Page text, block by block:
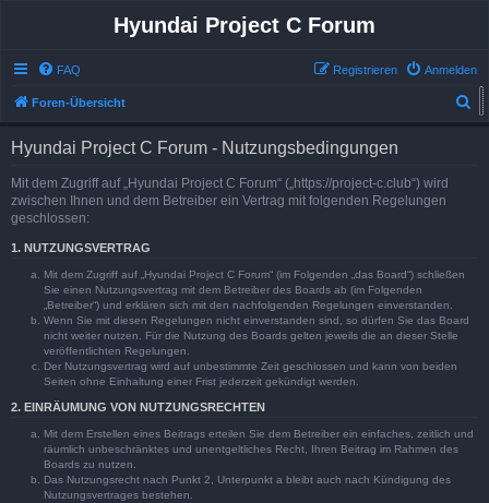
Hyundai Project C Forum
FAQ Anmelden
Registrieren
Foren-Übersicht
Hyundai Project C Forum - Nutzungsbedingungen
Mit dem Zugriff auf „Hyundai Project C Forum“ („https://project-c.club“) wird
zwischen Ihnen und dem Betreiber ein Vertrag mit folgenden Regelungen
geschlossen:
1. NUTZUNGSVERTRAG
Mit dem Zugriff auf „Hyundai Project C Forum“ (im Folgenden „das Board“) schließen
Sie einen Nutzungsvertrag mit dem Betreiber des Boards ab (im Folgenden
„Betreiber“) und erklären sich mit den nachfolgenden Regelungen einverstanden.
Wenn Sie mit diesen Regelungen nicht einverstanden sind, so dürfen Sie das Board
nicht weiter nutzen. Für die Nutzung des Boards gelten jeweils die an dieser Stelle
veröffentlichten Regelungen.
Der Nutzungsvertrag wird auf unbestimmte Zeit geschlossen und kann von beiden
Seiten ohne Einhaltung einer Frist jederzeit gekündigt werden.
2. EINRÄUMUNG VON NUTZUNGSRECHTEN
Mit dem Erstellen eines Beitrags erteilen Sie dem Betreiber ein einfaches, zeitlich und
räumlich unbeschränktes und unentgeltliches Recht, Ihren Beitrag im Rahmen des
Boards zu nutzen.
Das Nutzungsrecht nach Punkt 2, Unterpunkt a bleibt auch nach Kündigung des
Nutzungsvertrages bestehen.